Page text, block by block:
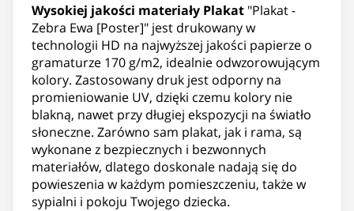
Wysokiej jakości materiały Plakat "Plakat -
Zebra Ewa [Poster]" jest drukowany w
technologii HD na najwyższej jakości papierze o
gramaturze 170 g/m2, idealnie odwzorowującym
kolory. Zastosowany druk jest odporny na
promieniowanie UV, dzięki czemu kolory nie
blakną, nawet przy długiej ekspozycji na światło
słoneczne. Zarówno sam plakat, jak i rama, są
wykonane z bezpiecznych i bezwonnych
materiałów, dlatego doskonale nadają się do
powieszenia w każdym pomieszczeniu, także w
sypialni i pokoju Twojego dziecka.